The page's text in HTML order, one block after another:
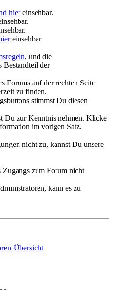
hiereinsehbar.
einsehbar.
, und die
Bestandteil der
Forums auf der rechten Seite
zu finden.
stimmst Du diesen
Du zur Kenntnis nehmen. Klicke
im vorigen Satz.
nicht zu, kannst Du unsere
Zugangs zum Forum nicht
kann es zu
Übersicht